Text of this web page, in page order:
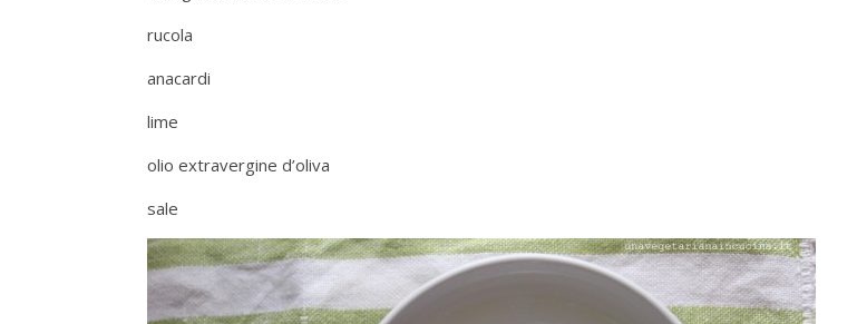
rucola
anacardi
lime
olio extravergine d’oliva
sale